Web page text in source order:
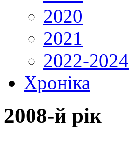
2020
2021
2022-2024
Хроніка
2008-й рік